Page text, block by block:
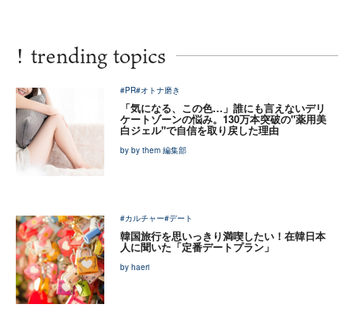
! trending topics
#PR#オトナ磨き
「気になる、この色…」誰にも言えないデリ
ケートゾーンの悩み。130万本突破の"薬用美
白ジェル"で自信を取り戻した理由
by by them 編集部
#カルチャー#デート
韓国旅行を思いっきり満喫したい！在韓日本
人に聞いた「定番デートプラン」
by haeri